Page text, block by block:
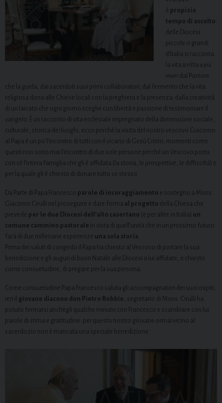
è propizio
tempo di ascolto
delle Diocesi
piccole o grandi
d’Italia si racconta
la vita scritta a più
mani dal Pastore
che la guida, dai sacerdoti suoi primi collaboratori; dal fermento che la vita
religiosa dona alle Chiese locali con la preghiera e la presenza; dalla creatività
di un laicato che ogni giorno sceglie con libertà e passione di testimoniare il
vangelo. È un racconto di vita ecclesiale impregnato della dimensione sociale,
culturale, storica dei luoghi, ecco perché la visita del nostro vescovo Giacomo
al Papa è un po’ l’incontro di tutti con il vicario di Gesù Cristo; momenti come
questi non sono mai l’incontro di due sole persone perché un Vescovo porta
con sé l’intera famiglia che gli è affidata (la storia, le prospettive, le difficoltà) e
per la quale gli è chiesto di donare tutto se stesso.
Da Parte di Papa Francesco parole di incoraggiamento e sostegno a Mons.
Giacomo Cirulli nel proseguire e dare forma al progetto della Chiesa che
prevede per le due Diocesi dell’alto casertano (e per altre in Italia) un
comune cammino pastorale in vista di quell’unità che in un prossimo futuro
farà di due millenarie esperienze una sola storia
Prima dei saluti di congedo il Papa ha chiesto al Vescovo di portare la sua
benedizione e gli auguri di buon Natale alle Diocesi a lui affidate, e chiesto
come consuetudine, di pregare per la sua persona.
Come consuetudine Papa Francesco saluta gli accompagnatori dei suoi ospiti;
ieri il giovane diacono don Pietro Robbio , segretario di Mons. Cirulli ha
potuto fermarsi anch’egli qualche minuto con Francesco e scambiare con lui
parole di stima e gratitudine: per questo nostro giovane ormai vicino al
sacerdozio non è mancata una speciale benedizione.